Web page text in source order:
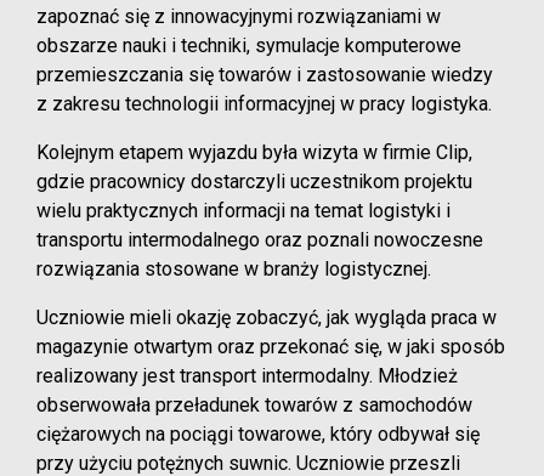
zapoznać się z innowacyjnymi rozwiązaniami w
obszarze nauki i techniki, symulacje komputerowe
przemieszczania się towarów i zastosowanie wiedzy
z zakresu technologii informacyjnej w pracy logistyka.
Kolejnym etapem wyjazdu była wizyta w firmie Clip,
gdzie pracownicy dostarczyli uczestnikom projektu
wielu praktycznych informacji na temat logistyki i
transportu intermodalnego oraz poznali nowoczesne
rozwiązania stosowane w branży logistycznej.
Uczniowie mieli okazję zobaczyć, jak wygląda praca w
magazynie otwartym oraz przekonać się, w jaki sposób
realizowany jest transport intermodalny. Młodzież
obserwowała przeładunek towarów z samochodów
ciężarowych na pociągi towarowe, który odbywał się
przy użyciu potężnych suwnic. Uczniowie przeszli